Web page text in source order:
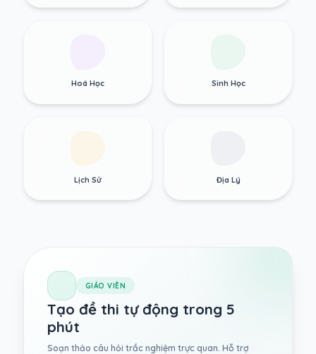
Hoá Học Sinh Học
Lịch Sử Địa Lý
GIÁO VIÊN
Tạo đề thi tự động trong 5
phút
Soạn thảo câu hỏi trắc nghiệm trực quan. Hỗ trợ